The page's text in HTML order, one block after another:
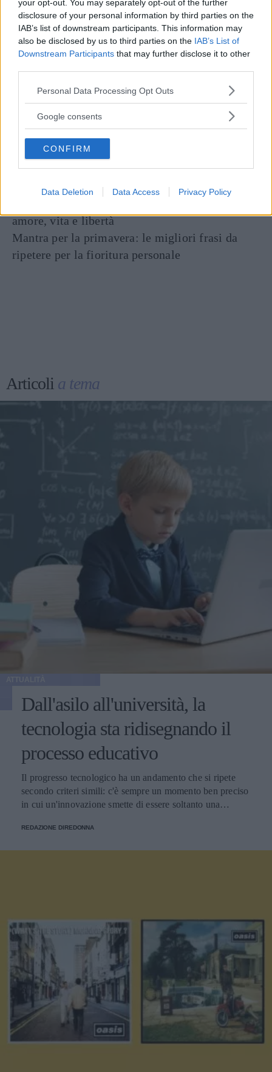
your opt-out. You may separately opt-out of the further
disclosure of your personal information by third parties on the
IAB’s list of downstream participants. This information may
also be disclosed by us to third parties on the IAB’s List of
Downstream Participants that may further disclose it to other
Please note that this website/app uses one or more Google
not limited to your visit or usage behaviour. You may click to
use your data for below specified purposes in below Google
consent section.
Personal Data Processing Opt Outs
Google consents
CONFIRM
Data Deletion Data Access Privacy Policy
ENTRA NEL NOSTRO CANALE
CONDIVIDI SU
FACEBOOK
CONDIVIDI SU
TWITTER
CONDIVIDI SU
WHATSAPP
Ultime News
Tailleur cerimonia 2025 economici: i più belli di
Zara, Zalando, H&M, Mango e altri
"Ho vissuto 72 ore senza parlare: quello che è
successo dopo mi ha cambiato per sempre"
Il "diritto di parola a legioni di imbecilli" e le
altre frasi di Umberto Eco
amore, vita e libertà
Mantra per la primavera: le migliori frasi da
ripetere per la fioritura personale
Articoli a tema
Dall'asilo all'università, la
tecnologia sta ridisegnando il
processo educativo
Il progresso tecnologico ha un andamento che si ripete
secondo criteri simili: c'è sempre un momento ben preciso
in cui un'innovazione smette di essere soltanto una
REDAZIONE DIREDONNA